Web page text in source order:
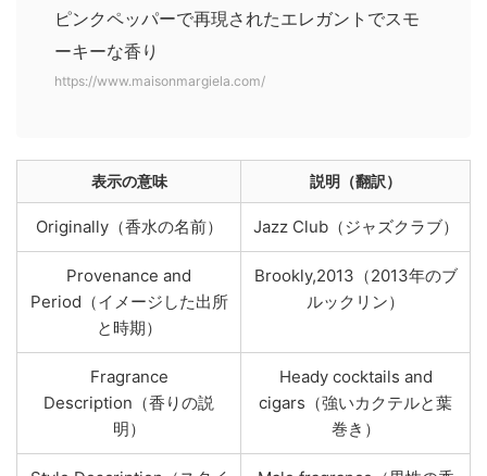
ピンクペッパーで再現されたエレガントでスモ
ーキーな香り
https://www.maisonmargiela.com/
表示の意味 説明（翻訳）
Originally（香水の名前） Jazz Club（ジャズクラブ）
Provenance and
Period（イメージした出所
と時期）
Brookly,2013（2013年のブ
ルックリン）
Fragrance
Description（香りの説
明）
Heady cocktails and
cigars（強いカクテルと葉
巻き）